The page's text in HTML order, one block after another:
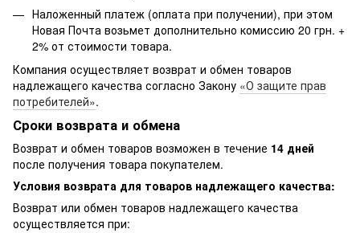
Наложенный платеж (оплата при получении), при этом
Новая Почта возьмет дополнительно комиссию 20 грн. +
2% от стоимости товара.
Компания осуществляет возврат и обмен товаров
надлежащего качества согласно Закону «О защите прав
потребителей».
Сроки возврата и обмена
Возврат и обмен товаров возможен в течение 14 дней
после получения товара покупателем.
Условия возврата для товаров надлежащего качества:
Возврат или обмен товаров надлежащего качества
осуществляется при: